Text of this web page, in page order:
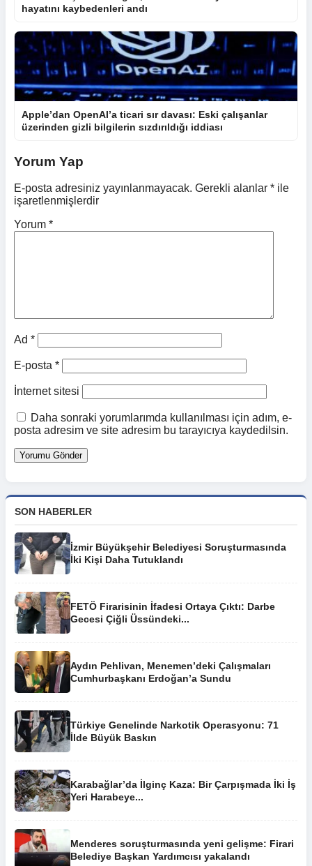
hayatını kaybedenleri andı
Apple’dan OpenAI’a ticari sır davası: Eski çalışanlar
üzerinden gizli bilgilerin sızdırıldığı iddiası
Yorum Yap
E-posta adresiniz yayınlanmayacak. Gerekli alanlar * ile
işaretlenmişlerdir
Yorum *
Ad *
E-posta *
İnternet sitesi
Daha sonraki yorumlarımda kullanılması için adım, e-
posta adresim ve site adresim bu tarayıcıya kaydedilsin.
SON HABERLER
İzmir Büyükşehir Belediyesi Soruşturmasında
İki Kişi Daha Tutuklandı
FETÖ Firarisinin İfadesi Ortaya Çıktı: Darbe
Gecesi Çiğli Üssündeki...
Aydın Pehlivan, Menemen’deki Çalışmaları
Cumhurbaşkanı Erdoğan’a Sundu
Türkiye Genelinde Narkotik Operasyonu: 71
İlde Büyük Baskın
Karabağlar’da İlginç Kaza: Bir Çarpışmada İki İş
Yeri Harabeye...
Menderes soruşturmasında yeni gelişme: Firari
Belediye Başkan Yardımcısı yakalandı